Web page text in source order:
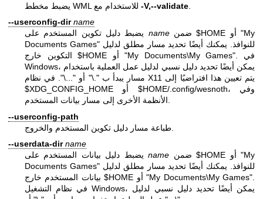
-V,--validate
--userconfig-dirname
nameضمن $HOME أو "My
Documents Games" للنوافذ. يمكنك أيضًا تحديد مسار مطلق لدليل
التكوين خارج $HOME أو "My Documents\My Games". في
Windows، يمكن أيضًا تحديد دليل نسبي لدليل عمل العملية باستخدام
مسار يبدأ ب ".\" أو "...\". في نظام X11 يتم تعيين هذا افتراضيًا إلى
$XDG_CONFIG_HOME أو $HOME/.config/wesnoth، وفي
--userconfig-path
--userdata-dirname
يضبط دليل بيانات المستخدم علىname
Documents Games" للنوافذ. يمكنك أيضًا تحديد مسار مطلق لدليل
بيانات المستخدم خارج $HOME أو "My Documents\My Games".
في نظام التشغيل Windows، يمكن أيضًا تحديد دليل نسبي لدليل